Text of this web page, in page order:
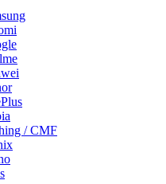
/ CMF